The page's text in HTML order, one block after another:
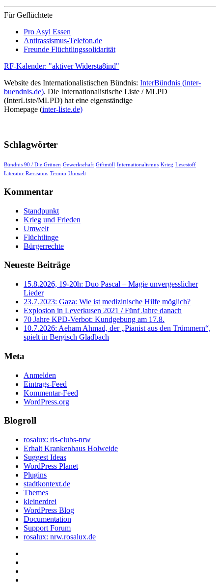
Für Geflüchtete
Pro Asyl Essen
Antirassismus-Telefon.de
Freunde Flüchtlingssolidarität
RF-Kalender: "aktiver Widersta8ind"
Website des Internationalistischen Bündnis: InterBündnis (inter-
buendnis.de). Die Internationalistische Liste / MLPD
(InterListe/MLPD) hat eine eigenständige
Homepage (inter-liste.de)
Schlagwörter
Bündnis 90 / Die Grünen Gewerkschaft Giftmüll Internationalismus Krieg Lesestoff
Literatur Rassismus Termin Umwelt
Kommentar
Standpunkt
Krieg und Frieden
Umwelt
Flüchtlinge
Bürgerrechte
Neueste Beiträge
15.8.2026, 19-20h: Duo Pascal – Magie unvergesslicher
Lieder
23.7.2023: Gaza: Wie ist medizinische Hilfe möglich?
Explosion in Leverkusen 2021 / Fünf Jahre danach
70 Jahre KPD‑Verbot: Kundgebung am 17.8.
10.7.2026: Aeham Ahmad, der „Pianist aus den Trümmern“,
spielt in Bergisch Gladbach
Meta
Anmelden
Eintrags-Feed
Kommentar-Feed
WordPress.org
Blogroll
rosalux: rls-clubs-nrw
Erhalt Krankenhaus Holweide
Suggest Ideas
WordPress Planet
Plugins
stadtkontext.de
Themes
kleinerdrei
WordPress Blog
Documentation
Support Forum
rosalux: nrw.rosalux.de